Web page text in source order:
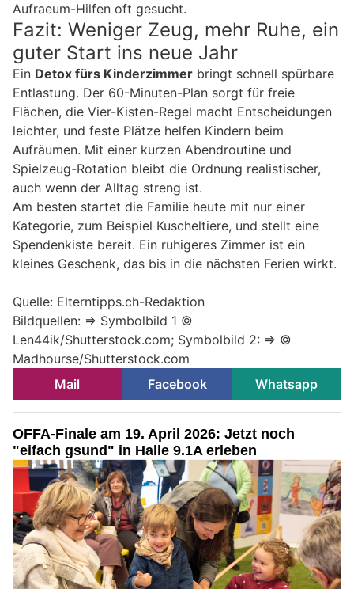
Aufraeum-Hilfen oft gesucht.
Fazit: Weniger Zeug, mehr Ruhe, ein
guter Start ins neue Jahr
Ein Detox fürs Kinderzimmer bringt schnell spürbare
Entlastung. Der 60-Minuten-Plan sorgt für freie
Flächen, die Vier-Kisten-Regel macht Entscheidungen
leichter, und feste Plätze helfen Kindern beim
Aufräumen. Mit einer kurzen Abendroutine und
Spielzeug-Rotation bleibt die Ordnung realistischer,
auch wenn der Alltag streng ist.
Am besten startet die Familie heute mit nur einer
Kategorie, zum Beispiel Kuscheltiere, und stellt eine
Spendenkiste bereit. Ein ruhigeres Zimmer ist ein
kleines Geschenk, das bis in die nächsten Ferien wirkt.
Quelle: Elterntipps.ch-Redaktion
Bildquellen: => Symbolbild 1 ©
Len44ik/Shutterstock.com; Symbolbild 2: => ©
Madhourse/Shutterstock.com
Mail
Facebook Whatsapp
OFFA-Finale am 19. April 2026: Jetzt noch
"eifach gsund" in Halle 9.1A erleben